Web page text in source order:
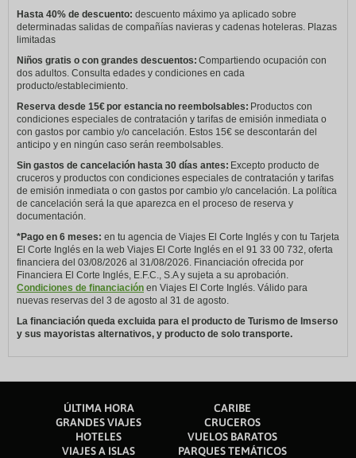
Hasta 40% de descuento: descuento máximo ya aplicado sobre
determinadas salidas de compañías navieras y cadenas hoteleras. Plazas
limitadas
Niños gratis o con grandes descuentos: Compartiendo ocupación con
dos adultos. Consulta edades y condiciones en cada
producto/establecimiento.
Reserva desde 15€ por estancia no reembolsables: Productos con
condiciones especiales de contratación y tarifas de emisión inmediata o
con gastos por cambio y/o cancelación. Estos 15€ se descontarán del
anticipo y en ningún caso serán reembolsables.
Sin gastos de cancelación hasta 30 días antes: Excepto producto de
cruceros y productos con condiciones especiales de contratación y tarifas
de emisión inmediata o con gastos por cambio y/o cancelación. La política
de cancelación será la que aparezca en el proceso de reserva y
documentación.
*Pago en 6 meses: en tu agencia de Viajes El Corte Inglés y con tu Tarjeta
El Corte Inglés en la web Viajes El Corte Inglés en el 91 33 00 732, oferta
financiera del 03/08/2026 al 31/08/2026. Financiación ofrecida por
Financiera El Corte Inglés, E.F.C., S.A y sujeta a su aprobación.
Condiciones de financiación en Viajes El Corte Inglés. Válido para
nuevas reservas del 3 de agosto al 31 de agosto.
La financiación queda excluida para el producto de Turismo de Imserso
y sus mayoristas alternativos, y producto de solo transporte.
ÚLTIMA HORA
CARIBE
GRANDES VIAJES
CRUCEROS
HOTELES
VUELOS BARATOS
VIAJES A ISLAS
PARQUES TEMÁTICOS